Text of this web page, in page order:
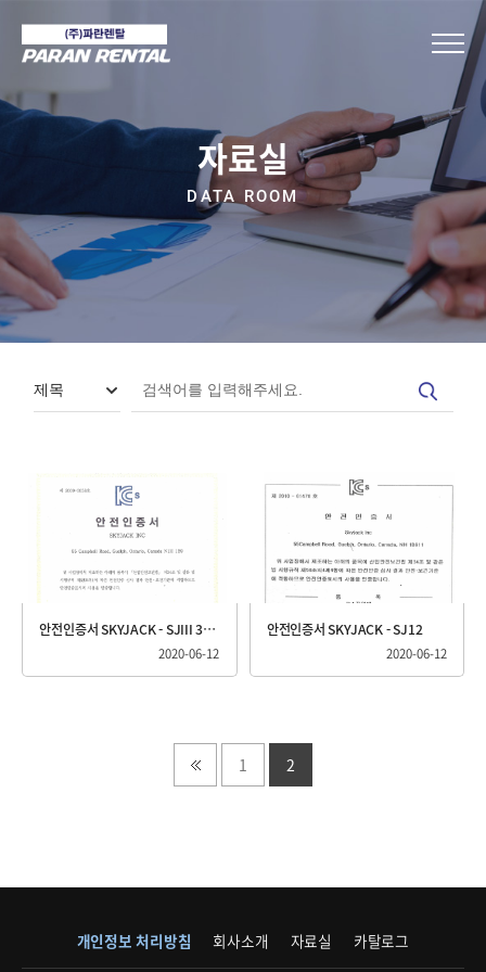
자료실
DATA ROOM
안전인증서 SKYJACK - SJIII 3215
2020-06-12
안전인증서 SKYJACK - SJ12
2020-06-12
1 2
개인정보 처리방침 회사소개 자료실 카탈로그